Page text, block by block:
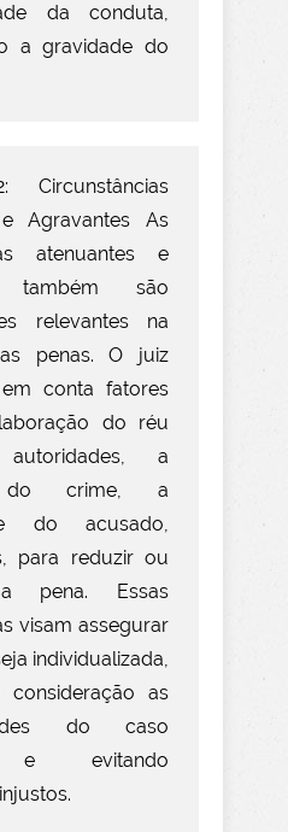
da conduta,
a gravidade do
Circunstâncias
Agravantes As
atenuantes e
também são
relevantes na
penas. O juiz
conta fatores
do réu
a
do crime, a
do acusado,
para reduzir ou
pena. Essas
visam assegurar
individualizada,
consideração as
do caso
e evitando